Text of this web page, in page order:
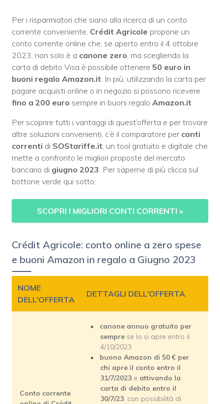
Per i risparmiatori che siano alla ricerca di un conto
corrente conveniente, Crédit Agricole propone un
conto corrente online che, se aperto entro il 4 ottobre
2023, non solo è a canone zero , ma scegliendo la
carta di debito Visa è possibile ottenere 50 euro in
buoni regalo Amazon.it . In più, utilizzando la carta per
pagare acquisti online o in negozio si possono ricevere
fino a 200 euro sempre in buoni regalo Amazon.it
Per scoprire tutti i vantaggi di quest’offerta e per trovare
altre soluzioni convenienti, c’è il comparatore per conti
correnti di SOStariffe.it , un tool gratuito e digitale che
mette a confronto le migliori proposte del mercato
bancario di giugno 2023 . Per saperne di più clicca sul
bottone verde qui sotto:
SCOPRI I MIGLIORI CONTI CORRENTI »
Crédit Agricole: conto online a zero spese
e buoni Amazon in regalo a Giugno 2023
NOME
DELL’OFFERTA
DETTAGLI DELL’OFFERTA
Conto corrente
canone annuo gratuito per
sempre se lo si apre entro il
4/10/2023
buono Amazon di 50 € per
chi apre il conto entro il
31/7/2023 e attivando la
carta di debito entro il
30/7/23, con possibilità di